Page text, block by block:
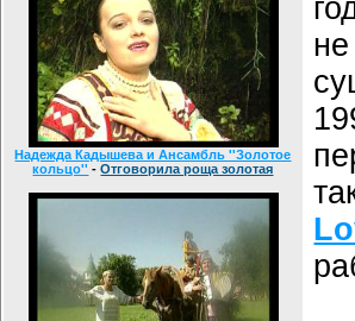
Надежда Кадышева и Ансамбль ''Золотое
кольцо'' -Отговорила роща золотая